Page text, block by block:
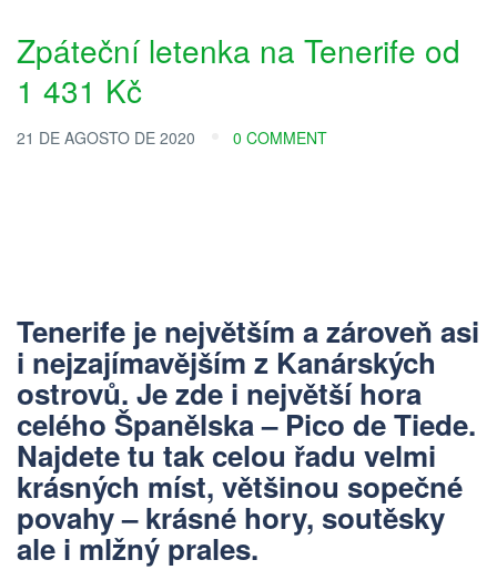
Zpáteční letenka na Tenerife od
1 431 Kč
21 DE AGOSTO DE 2020 0 COMMENT
Tenerife je největším a zároveň asi
i nejzajímavějším z Kanárských
ostrovů. Je zde i největší hora
celého Španělska – Pico de Tiede.
Najdete tu tak celou řadu velmi
krásných míst, většinou sopečné
povahy – krásné hory, soutěsky
ale i mlžný prales.